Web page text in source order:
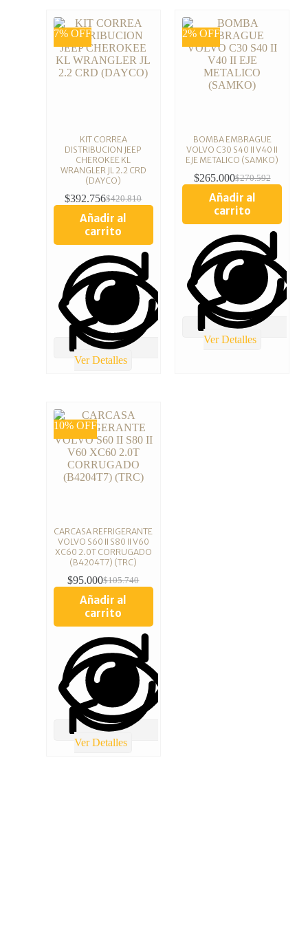
7% OFF
KIT CORREA
DISTRIBUCION JEEP
CHEROKEE KL
WRANGLER JL 2.2 CRD
(DAYCO)
$420.810
$392.756
Añadir al
carrito
Ver Detalles
2% OFF
BOMBA EMBRAGUE
VOLVO C30 S40 II V40 II
EJE METALICO (SAMKO)
$270.592
$265.000
Añadir al
carrito
Ver Detalles
10% OFF
CARCASA REFRIGERANTE
VOLVO S60 II S80 II V60
XC60 2.0T CORRUGADO
(B4204T7) (TRC)
$105.740
$95.000
Añadir al
carrito
Ver Detalles